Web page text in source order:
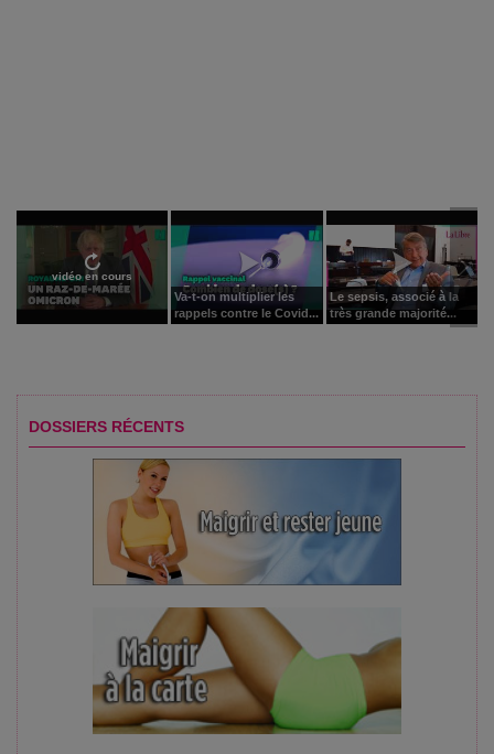
vidéo en cours
Va-t-on multiplier les
rappels contre le Covid...
Le sepsis, associé à la
très grande majorité...
DOSSIERS RÉCENTS